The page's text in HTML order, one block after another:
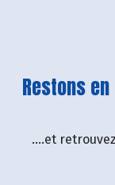
Restons
....et